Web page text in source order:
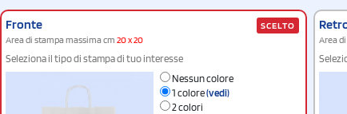
Fronte
Area di stampa massima cm 20 x 20
Seleziona il tipo di stampa di tuo interesse
Nessun colore
1 colore(vedi)
2 colori
SCELTO
Area